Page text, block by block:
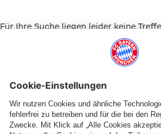
Für Ihre Suche liegen leider keine
Zur Startseite